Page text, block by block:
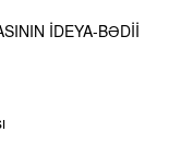
İDEYA-BƏDİİ